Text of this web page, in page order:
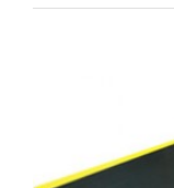
工場用セーフティマ
危険防止用マットス